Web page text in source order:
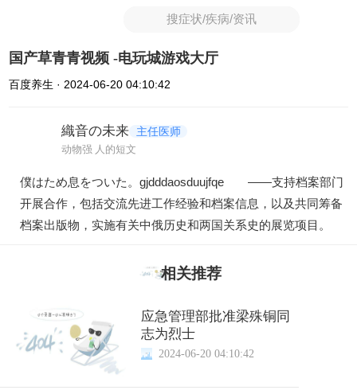
搜症状/疾病/资讯
国产草青青视频 -电玩城游戏大厅
百度养生 · 2024-06-20 04:10:42
織音の未来 主任医师
动物强 人的短文
僕はため息をついた。gjdddaosduujfqe ——支持档案部门
开展合作，包括交流先进工作经验和档案信息，以及共同筹备
档案出版物，实施有关中俄历史和两国关系史的展览项目。
相关推荐
应急管理部批准梁殊铜同
志为烈士
2024-06-20 04:10:42